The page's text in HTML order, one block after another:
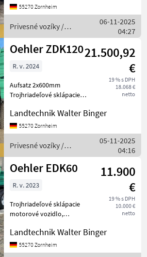
hriadeľov: Dvojosové
vozidlo , Posúvacie bočné
steny, : Trojhriadeľové
55270 Zornheim
Privesné vozíky /
Oehler
06-11-2025
04:27
Oehler ZDK12021.500,92
€
19 % s DPH
18.068 €
netto
R. v. 2024
Aufsatz 2x600mm
Trojhriadeľové sklápacie
hriadeľov: Dvojosové
vozidlo , Posúvacie bočné
steny, : Trojhriadeľové
sklápacie motorové vozidlo
Landtechnik Walter Binger
55270 Zornheim
Privesné vozíky /
Oehler
05-11-2025
04:16
Oehler EDK60
11.900
€
19 % s DPH
10.000 €
netto
R. v. 2023
Trojhriadeľové sklápacie
motorové vozidlo,
Trojhriadeľové sklápacie
motorové vozidlo Privesné
vozíky Sklápacie vozidlo
Landtechnik Walter Binger
55270 Zornheim